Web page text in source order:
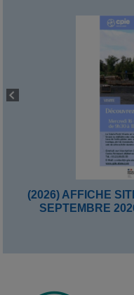
(2026) AFFICHE
SEPTEMBRE